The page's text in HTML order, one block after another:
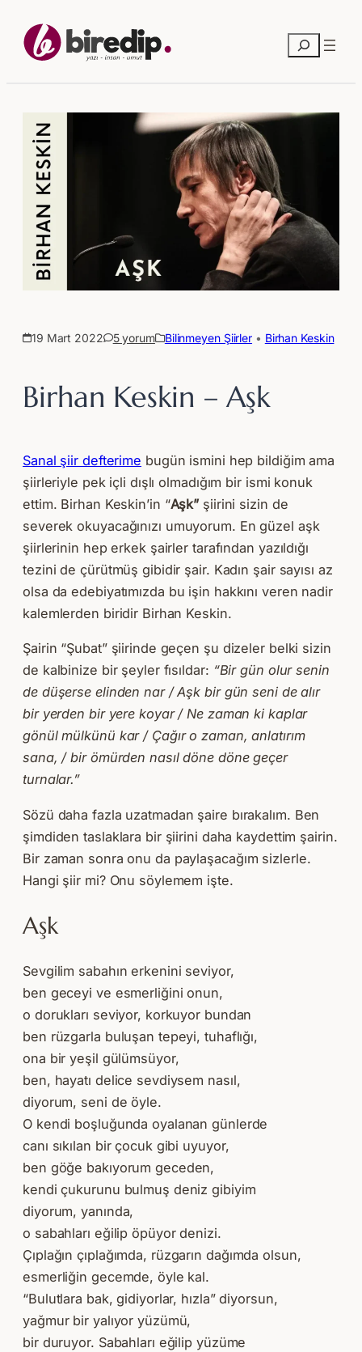
Ara
19 Mart 2022 5 yorum Bilinmeyen Şiirler • Birhan Keskin
Birhan Keskin – Aşk
Sanal şiir defterime bugün ismini hep bildiğim ama
şiirleriyle pek içli dışlı olmadığım bir ismi konuk
ettim. Birhan Keskin’in “Aşk” şiirini sizin de
severek okuyacağınızı umuyorum. En güzel aşk
şiirlerinin hep erkek şairler tarafından yazıldığı
tezini de çürütmüş gibidir şair. Kadın şair sayısı az
olsa da edebiyatımızda bu işin hakkını veren nadir
kalemlerden biridir Birhan Keskin.
Şairin “Şubat” şiirinde geçen şu dizeler belki sizin
de kalbinize bir şeyler fısıldar: “Bir gün olur senin
de düşerse elinden nar / Aşk bir gün seni de alır
bir yerden bir yere koyar / Ne zaman ki kaplar
gönül mülkünü kar / Çağır o zaman, anlatırım
sana, / bir ömürden nasıl döne döne geçer
turnalar.”
Sözü daha fazla uzatmadan şaire bırakalım. Ben
şimdiden taslaklara bir şiirini daha kaydettim şairin.
Bir zaman sonra onu da paylaşacağım sizlerle.
Hangi şiir mi? Onu söylemem işte.
Aşk
Sevgilim sabahın erkenini seviyor,
ben geceyi ve esmerliğini onun,
o dorukları seviyor, korkuyor bundan
ben rüzgarla buluşan tepeyi, tuhaflığı,
ona bir yeşil gülümsüyor,
ben, hayatı delice sevdiysem nasıl,
diyorum, seni de öyle.
O kendi boşluğunda oyalanan günlerde
canı sıkılan bir çocuk gibi uyuyor,
ben göğe bakıyorum geceden,
kendi çukurunu bulmuş deniz gibiyim
diyorum, yanında,
o sabahları eğilip öpüyor denizi.
Çıplağın çıplağımda, rüzgarın dağımda olsun,
esmerliğin gecemde, öyle kal.
“Bulutlara bak, gidiyorlar, hızla” diyorsun,
yağmur bir yalıyor yüzümü,
bir duruyor. Sabahları eğilip yüzüme